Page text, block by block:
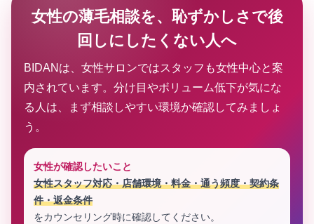
女性の薄毛相談を、恥ずかしさで後
回しにしたくない人へ
BIDANは、女性サロンではスタッフも女性中心と案
内されています。分け目やボリューム低下が気にな
る人は、まず相談しやすい環境か確認してみましょ
う。
女性が確認したいこと
女性スタッフ対応・店舗環境・料金・通う頻度・契約条
件・返金条件
をカウンセリング時に確認してください。